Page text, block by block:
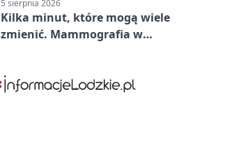
5 sierpnia 2026
Kilka minut, które mogą wiele
zmienić. Mammografia w